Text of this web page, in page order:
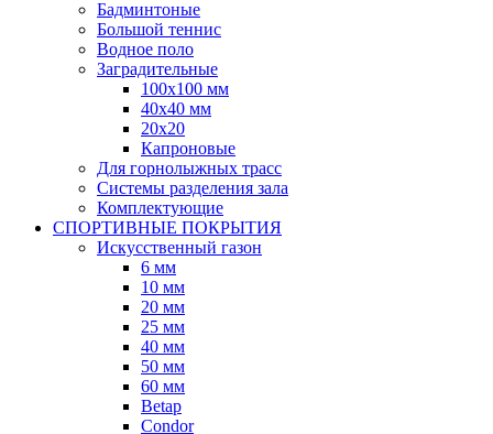
Бадминтоные
Большой теннис
Водное поло
Заградительные
100х100 мм
40х40 мм
20х20
Капроновые
Для горнолыжных трасс
Системы разделения зала
Комплектующие
СПОРТИВНЫЕ ПОКРЫТИЯ
Искусственный газон
6 мм
10 мм
20 мм
25 мм
40 мм
50 мм
60 мм
Betap
Condor